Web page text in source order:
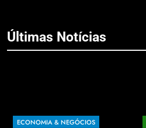
Últimas Notícias
ECONOMIA & NEGÓCIOS